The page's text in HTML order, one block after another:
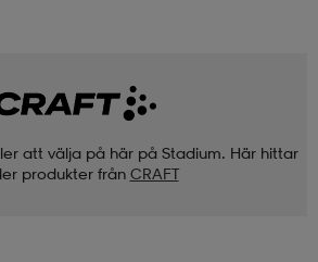
att välja på här på Stadium. Här hittar
produkter från CRAFT